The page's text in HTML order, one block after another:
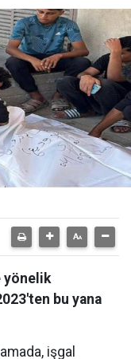
yönelik
bu yana
işgal